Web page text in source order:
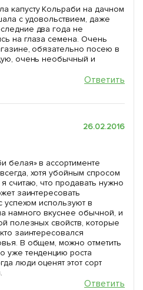
капусту Кольраби на дачном
с удовольствием, даже
два года не
на глаза семена. Очень
обязательно посею в
очень необычный и
Ответить
26.02.2016
белая» в ассортименте
хотя убойным спросом
считаю, что продавать нужно
заинтересовать
успехом используют в
намного вкуснее обычной, и
полезных свойств, которые
заинтересовался
В общем, можно отметить
уже тенденцию роста
люди оценят этот сорт
Ответить